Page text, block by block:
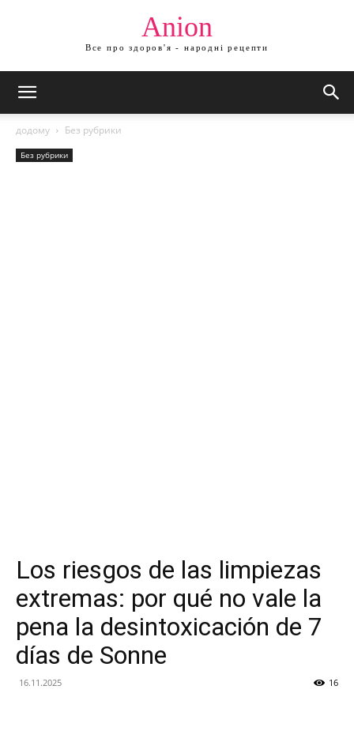
Anion
Все про здоров'я - народні рецепти
додому Без рубрики
Без рубрики
Los riesgos de las limpiezas
extremas: por qué no vale la
pena la desintoxicación de 7
días de Sonne
16.11.2025 16